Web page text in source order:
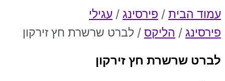
עמוד הבית / פירסינג / עגילי
פירסינג / הליקס / לברט שרשרת חץ זירקון
לברט שרשרת חץ זירקון